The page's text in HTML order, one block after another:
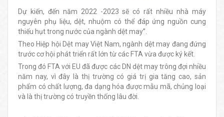
Dự kiến, đến năm 2022 -2023 sẽ có rất nhiều nhà máy
nguyên phụ liệu, dệt, nhuộm có thể đáp ứng nguồn cung
thiếu hụt trong nước của ngành dệt may”.
Theo Hiệp hội Dệt may Việt Nam, ngành dệt may đang đứng
trước cơ hội phát triển rất lớn từ các FTA vừa được ký kết.
Trong đó FTA với EU đã được các DN dệt may trông đợi nhiều
năm nay, vì đây là thị trường có giá trị gia tăng cao, sản
phẩm có chất lượng, đa dạng hóa được mẫu mã, chủng loại
và là thị trường có truyền thống lâu đời.